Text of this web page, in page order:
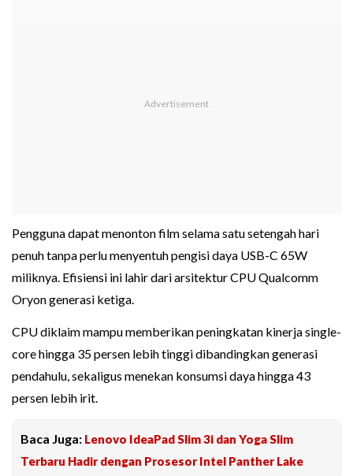
Pengguna dapat menonton film selama satu setengah hari
penuh tanpa perlu menyentuh pengisi daya USB-C 65W
miliknya. Efisiensi ini lahir dari arsitektur CPU Qualcomm
Oryon generasi ketiga.
CPU diklaim mampu memberikan peningkatan kinerja single-
core hingga 35 persen lebih tinggi dibandingkan generasi
pendahulu, sekaligus menekan konsumsi daya hingga 43
persen lebih irit.
Baca Juga: Lenovo IdeaPad Slim 3i dan Yoga Slim
Terbaru Hadir dengan Prosesor Intel Panther Lake